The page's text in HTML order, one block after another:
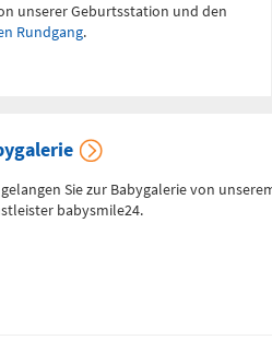
unserer Geburtsstation und den
Rundgang.
Sie zur Babygalerie von
babysmile24.